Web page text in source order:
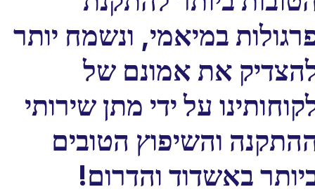
במיאמי, ונשמח יותר
את אמונם של
על ידי מתן שירותי
והשיפוץ הטובים
באשדוד והדרום!